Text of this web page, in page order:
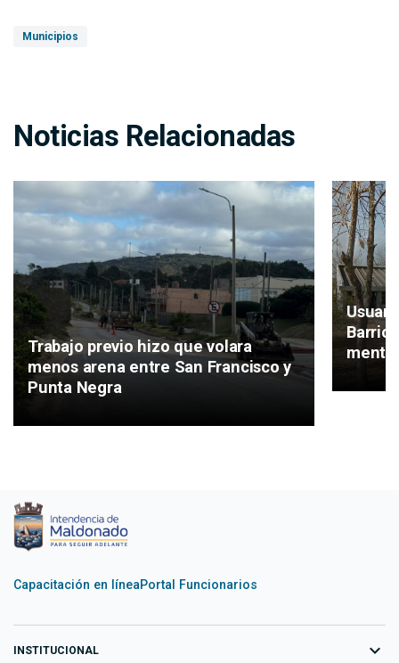
Municipios
Noticias Relacionadas
Trabajo previo hizo que volara
menos arena entre San Francisco y
Punta Negra
Capacitación en líneaPortal Funcionarios
INSTITUCIONAL expand_more